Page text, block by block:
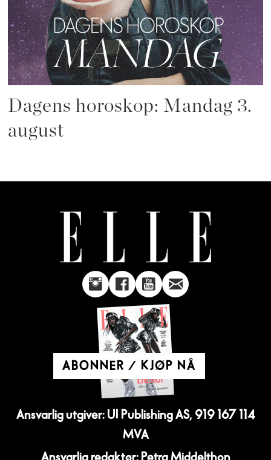
Dagens horoskop: Mandag 3.
august
ABONNER / KJØP NÅ
Ansvarlig utgiver: UI Publishing AS, 919 167 114
MVA
Ansvarlig redaktør: Petra Middelthon